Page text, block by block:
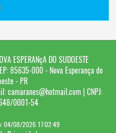
ESPERANçA DO SUDOESTE
85635-000 - Nova Esperança do
- PR
camaranes@hotmail.com | CNPJ:
0001-54
04/08/2026 17:02:49